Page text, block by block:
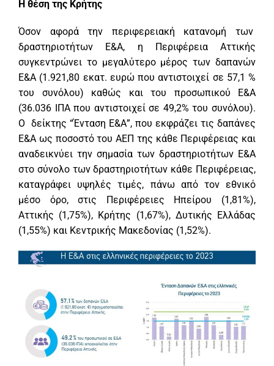
Η θέση της Κρήτης
Όσον αφορά την περιφερειακή κατανομή των
δραστηριοτήτων Ε&Α, η Περιφέρεια Αττικής
συγκεντρώνει το μεγαλύτερο μέρος των δαπανών
Ε&Α (1.921,80 εκατ. ευρώ που αντιστοιχεί σε 57,1 %
του συνόλου) καθώς και του προσωπικού Ε&Α
(36.036 ΙΠΑ που αντιστοιχεί σε 49,2% του συνόλου).
Ο δείκτης “Ένταση Ε&Α”, που εκφράζει τις δαπάνες
Ε&Α ως ποσοστό του ΑΕΠ της κάθε Περιφέρειας και
αναδεικνύει την σημασία των δραστηριοτήτων Ε&Α
στο σύνολο των δραστηριοτήτων κάθε Περιφέρειας,
καταγράφει υψηλές τιμές, πάνω από τον εθνικό
μέσο όρο, στις Περιφέρειες Ηπείρου (1,81%),
Αττικής (1,75%), Κρήτης (1,67%), Δυτικής Ελλάδας
(1,55%) και Κεντρικής Μακεδονίας (1,52%).